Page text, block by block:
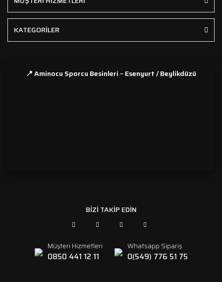
KATEGORİLER
📍 Aminocu Sporcu Besinleri – Esenyurt / Beylikdüzü
BİZİ TAKİP EDİN
Müşteri Hizmetleri
0850 441 12 11
Whatsapp Sipariş
0(549) 776 51 75